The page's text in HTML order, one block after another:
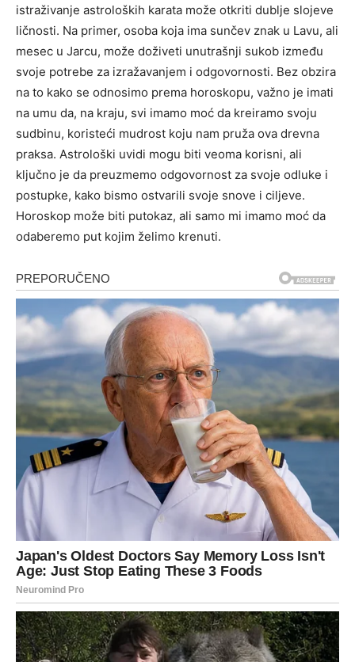
istraživanje astroloških karata može otkriti dublje slojeve
ličnosti. Na primer, osoba koja ima sunčev znak u Lavu, ali
mesec u Jarcu, može doživeti unutrašnji sukob između
svoje potrebe za izražavanjem i odgovornosti. Bez obzira
na to kako se odnosimo prema horoskopu, važno je imati
na umu da, na kraju, svi imamo moć da kreiramo svoju
sudbinu, koristeći mudrost koju nam pruža ova drevna
praksa. Astrološki uvidi mogu biti veoma korisni, ali
ključno je da preuzmemo odgovornost za svoje odluke i
postupke, kako bismo ostvarili svoje snove i ciljeve.
Horoskop može biti putokaz, ali samo mi imamo moć da
odaberemo put kojim želimo krenuti.